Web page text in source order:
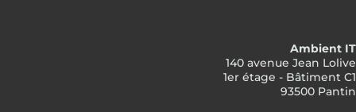
Ambient IT
140 avenue Jean Lolive
1er étage - Bâtiment C1
93500 Pantin